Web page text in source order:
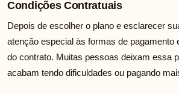
Condições Contratuais
Depois de escolher o plano e esclarecer
atenção especial às formas de pagamento
do contrato. Muitas pessoas deixam essa
acabam tendo dificuldades ou pagando